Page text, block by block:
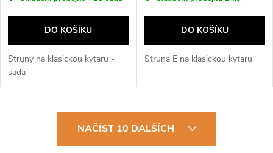
DO KOŠÍKU
Struny na klasickou kytaru -
sada
DO KOŠÍKU
Struna E na klasickou kytaru
NAČÍST 10 DALŠÍCH